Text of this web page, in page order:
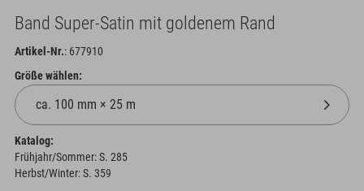
Band Super-Satin mit goldenem Rand
Artikel-Nr.: 677910
Größe wählen:
Katalog:
Frühjahr/Sommer: S. 285
Herbst/Winter: S. 359